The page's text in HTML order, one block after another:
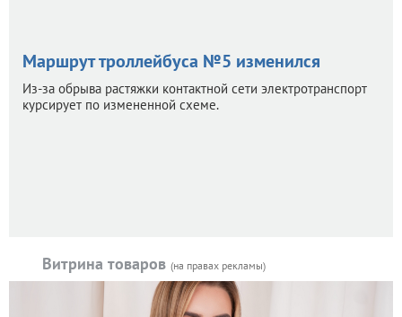
Маршрут троллейбуса №5 изменился
Из-за обрыва растяжки контактной сети электротранспорт
курсирует по измененной схеме.
Витрина товаров (на правах рекламы)